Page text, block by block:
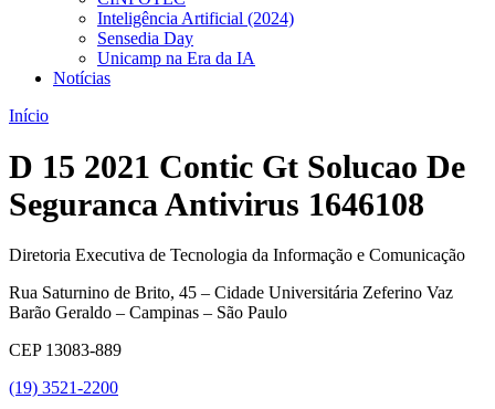
Inteligência Artificial (2024)
Sensedia Day
Unicamp na Era da IA
Notícias
Início
D 15 2021 Contic Gt Solucao De
Seguranca Antivirus 1646108
Diretoria Executiva de Tecnologia da Informação e Comunicação
Rua Saturnino de Brito, 45 – Cidade Universitária Zeferino Vaz
Barão Geraldo – Campinas – São Paulo
CEP 13083-889
(19) 3521-2200